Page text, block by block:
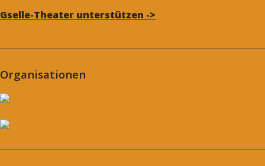
Gselle-Theater unterstützen ->
Organisationen